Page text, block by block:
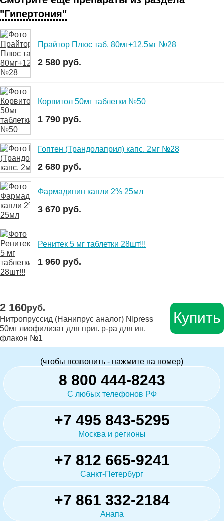
"Гипертония"
Прайтор Плюс таб. 80мг+12,5мг №28
2 580 руб.
Корвитол 50мг таблетки №50
1 790 руб.
Гоптен (Трандолаприл) капс. 2мг №28
2 680 руб.
Фармадипин капли 2% 25мл
3 670 руб.
Ренитек 5 мг таблетки 28шт!!!
1 960 руб.
2 160руб.
Нитропруссид (Нанипрус аналог) NIpress
50мг лиофилизат для приг. р-ра для ин.
флакон №1
Купить
(чтобы позвонить - нажмите на номер)
8 800 444-8243
С любых телефонов РФ
+7 495 843-5295
Москва и регионы
+7 812 665-9241
Санкт-Петербург
+7 861 332-2184
Анапа